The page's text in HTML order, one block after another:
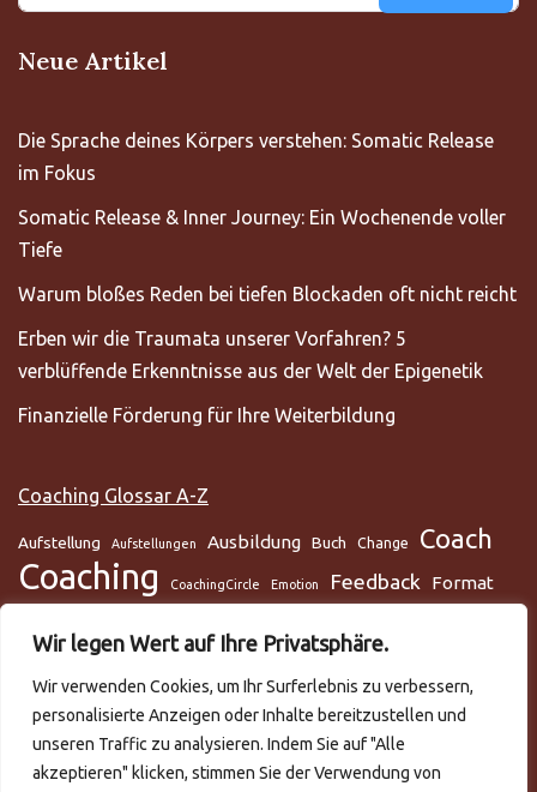
Wir legen Wert auf Ihre Privatsphäre.
Wir verwenden Cookies, um Ihr Surferlebnis zu verbessern,
personalisierte Anzeigen oder Inhalte bereitzustellen und
unseren Traffic zu analysieren. Indem Sie auf "Alle
akzeptieren" klicken, stimmen Sie der Verwendung von
Neue Artikel
Die Sprache deines Körpers verstehen: Somatic Release
im Fokus
Somatic Release & Inner Journey: Ein Wochenende voller
Tiefe
Warum bloßes Reden bei tiefen Blockaden oft nicht reicht
Erben wir die Traumata unserer Vorfahren? 5
verblüffende Erkenntnisse aus der Welt der Epigenetik
Finanzielle Förderung für Ihre Weiterbildung
Coaching Glossar A-Z
Aufstellung Aufstellungen Ausbildung Buch Change Coach
Coaching CoachingCircle Emotion Feedback Format
Glaubenssysteme Loslassen Lunge Lösungsorientiert Meditation
Mental mentale Gesundheit Mentaltraining Metamodell
NLP Practitioner Rapport Selbstmanagement
Somatic Release Stress Systemisch